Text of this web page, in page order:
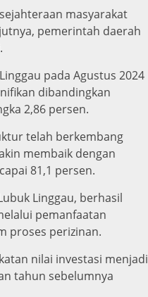
masyarakat
pemerintah daerah
pada Agustus 2024
dibandingkan
2,86 persen.
telah berkembang
membaik dengan
81,1 persen.
Linggau, berhasil
pemanfaatan
proses perizinan.
nilai investasi menjadi
tahun sebelumnya